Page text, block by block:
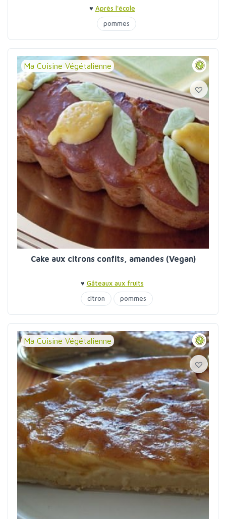
♥ Après l'école
pommes
Ma Cuisine Végétalienne
Cake aux citrons confits, amandes (Vegan)
♥ Gâteaux aux fruits
citron
pommes
Ma Cuisine Végétalienne